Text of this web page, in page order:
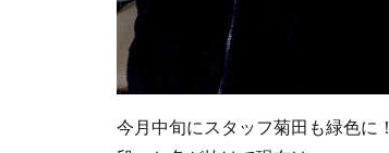
今月中旬にスタッフ菊田も緑色に！